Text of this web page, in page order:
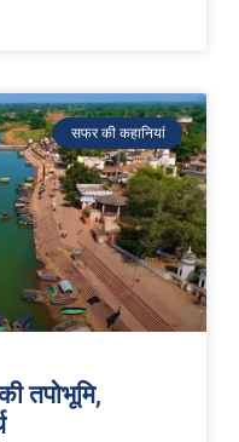
सफर की कहानियां
तपोभूमि,